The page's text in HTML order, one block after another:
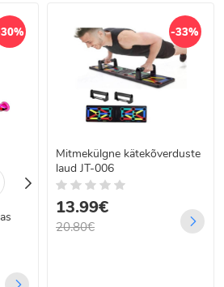
-33%
Mitmekülgne kätekõverduste
laud JT-006
13.99€
20.80€